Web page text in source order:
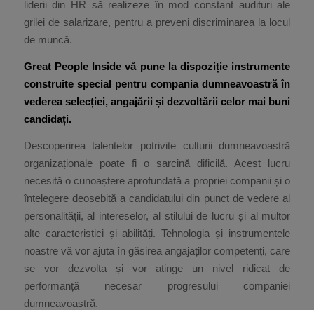
liderii din HR să realizeze în mod constant audituri ale
grilei de salarizare, pentru a preveni discriminarea la locul
de muncă.
Great People Inside vă pune la dispoziție instrumente
construite special pentru compania dumneavoastră în
vederea selecției, angajării și dezvoltării celor mai buni
candidați.
Descoperirea talentelor potrivite culturii dumneavoastră
organizaționale poate fi o sarcină dificilă. Acest lucru
necesită o cunoaștere aprofundată a propriei companii și o
înțelegere deosebită a candidatului din punct de vedere al
personalității, al intereselor, al stilului de lucru și al multor
alte caracteristici și abilități. Tehnologia și instrumentele
noastre vă vor ajuta în găsirea angajaților competenți, care
se vor dezvolta și vor atinge un nivel ridicat de
performanță necesar progresului companiei
dumneavoastră.